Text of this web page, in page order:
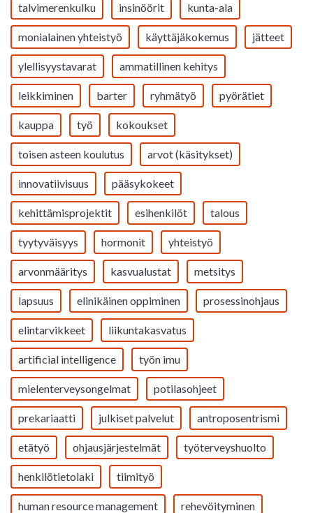
talvimerenkulku insinöörit kunta-ala
monialainen yhteistyö käyttäjäkokemus jätteet
ylellisyystavarat ammatillinen kehitys
leikkiminen barter ryhmätyö pyörätiet
kauppa työ kokoukset
toisen asteen koulutus arvot (käsitykset)
innovatiivisuus pääsykokeet
kehittämisprojektit esihenkilöt talous
tyytyväisyys hormonit yhteistyö
arvonmääritys kasvualustat metsitys
lapsuus elinikäinen oppiminen prosessinohjaus
elintarvikkeet liikuntakasvatus
artificial intelligence työn imu
mielenterveysongelmat potilasohjeet
prekariaatti julkiset palvelut antroposentrismi
etätyö ohjausjärjestelmät työterveyshuolto
henkilötietolaki tiimityö
human resource management rehevöityminen